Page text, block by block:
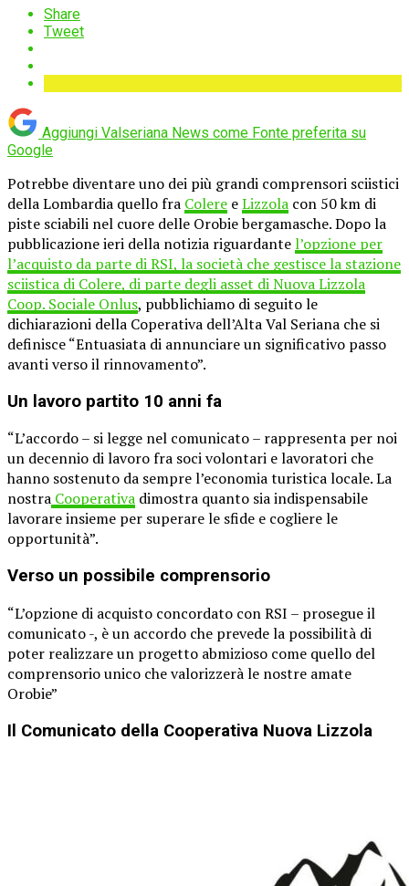
Share
Tweet
Aggiungi Valseriana News come Fonte preferita su
Google
Potrebbe diventare uno dei più grandi comprensori sciistici
della Lombardia quello fra Colere eLizzola con 50 km di
piste sciabili nel cuore delle Orobie bergamasche. Dopo la
pubblicazione ieri della notizia riguardantel’opzione per
l’acquisto da parte di RSI, la società che gestisce la stazione
sciistica di Colere, di parte degli asset di Nuova Lizzola
Coop. Sociale Onlus, pubblichiamo di seguito le
dichiarazioni della Coperativa dell’Alta Val Seriana che si
definisce “Entuasiata di annunciare un significativo passo
avanti verso il rinnovamento”.
Un lavoro partito 10 anni fa
“L’accordo – si legge nel comunicato – rappresenta per noi
un decennio di lavoro fra soci volontari e lavoratori che
hanno sostenuto da sempre l’economia turistica locale. La
nostra Cooperativa dimostra quanto sia indispensabile
lavorare insieme per superare le sfide e cogliere le
opportunità”.
Verso un possibile comprensorio
“L’opzione di acquisto concordato con RSI – prosegue il
comunicato -, è un accordo che prevede la possibilità di
poter realizzare un progetto abmizioso come quello del
comprensorio unico che valorizzerà le nostre amate
Orobie”
Il Comunicato della Cooperativa Nuova Lizzola